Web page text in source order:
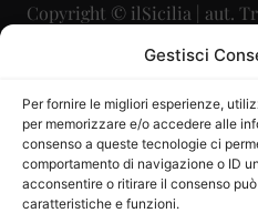
Gestisci
Per fornire le migliori esperienze,
per memorizzare e/o accedere alle
consenso a queste tecnologie ci
comportamento di navigazione o ID
acconsentire o ritirare il consenso
caratteristiche e funzioni.
Copyright © ilSicilia | aut.
29/09/
Direttore Editoriale:
Direttore